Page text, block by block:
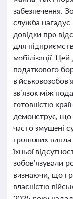
забезпечення.
служба нагадує
довідки про
для
мобілізації.
податкового
зв’язок між
готовністю
демонструє, що
часто змушені
грошових
їхньої
зобов’язували
визнаючи, що
власністю